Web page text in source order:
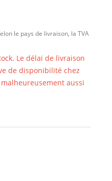
le pays de livraison, la TVA
Le délai de livraison
de disponibilité chez
aussi